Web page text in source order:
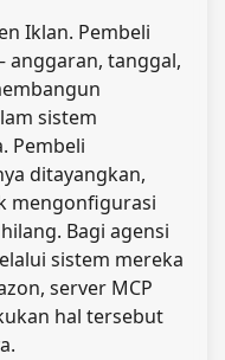
Iklan. Pembeli
anggaran, tanggal,
sistem
Pembeli
ditayangkan,
mengonfigurasi
Bagi agensi
sistem mereka
server MCP
hal tersebut